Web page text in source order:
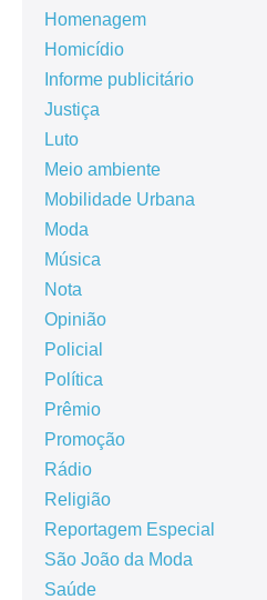
Homenagem
Homicídio
Informe publicitário
Justiça
Luto
Meio ambiente
Mobilidade Urbana
Moda
Música
Nota
Opinião
Policial
Política
Prêmio
Promoção
Rádio
Religião
Reportagem Especial
São João da Moda
Saúde